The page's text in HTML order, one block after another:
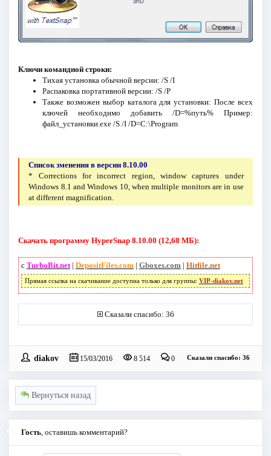
Ключи командной строки:
Тихая установка обычной версии: /S /I
Распаковка портативной версии: /S /P
Также возможен выбор каталога для установки: После всех
ключей необходимо добавить /D=%путь% Пример:
файл_установки.exe /S /I /D=C:\Program
Список зменения в версии 8.10.00
* Corrections for incorrect region, window captures under
Windows 8.1 and Windows 10, when multiple monitors are in use
at different magnification.
Скачать программу HyperSnap 8.10.00 (12,68 МБ):
с TurboBit.net| DepositFiles.com| Gboxes.com| Hitfile.net
Прямая ссылка на скачивание доступна только для группы: VIP-diakov.net
Сказали спасибо: 36
diakov 15/03/2016 8 514 0 Сказали спасибо: 36
Вернуться назад
Гость, оставишь комментарий?